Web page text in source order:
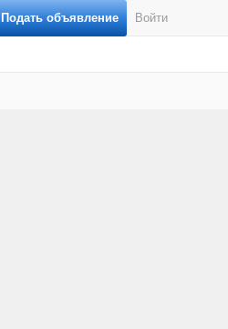
Подать объявление Войти